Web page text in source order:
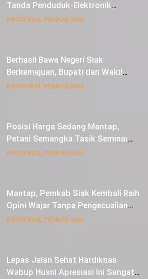
Tanda Penduduk-Elektronik
Kepada Pelajar SMK 1 Koto Gasib
INFOTORIAL PEMKAB SIAK
Berhasil Bawa Negeri Siak
Berkemajuan, Bupati dan Wakil
Bupati Siak Terima Gelar Adat
INFOTORIAL PEMKAB SIAK
Posisi Harga Sedang Mantap,
Petani Semangka Tasik Seminai
Raup Untung
INFOTORIAL PEMKAB SIAK
Mantap, Pemkab Siak Kembali Raih
Opini Wajar Tanpa Pengecualian
ke-13 Dari BPK RI.
INFOTORIAL PEMKAB SIAK
Lepas Jalan Sehat Hardiknas
Wabup Husni Apresiasi Ini Sangat